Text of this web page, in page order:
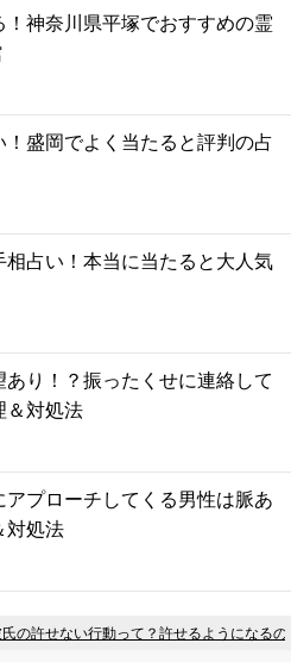
神奈川県平塚でおすすめの霊
盛岡でよく当たると評判の占
占い！本当に当たると大人気
り！？振ったくせに連絡して
＆対処法
プローチしてくる男性は脈あ
対処法
の許せない行動って？許せるようになるの